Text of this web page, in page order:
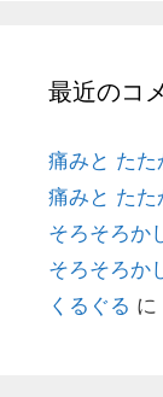
最近のコ
痛みと たた
痛みと たた
そろそろか
そろそろか
くるぐる に